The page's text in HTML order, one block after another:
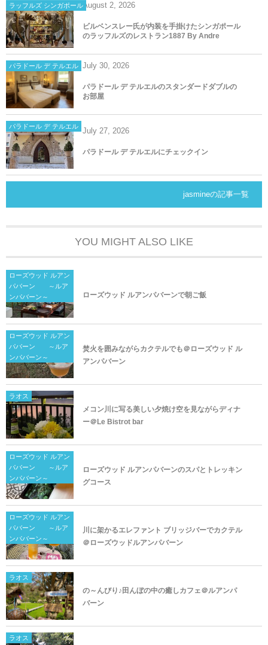
ラッフルズ シンガポールAugust 2, 2026
ビルベンスレー氏が内装を手掛けたシンガポール
のラッフルズのレストラン1887 By Andre
パラドール デ テルエル July 30, 2026
パラドール デ テルエルのスタンダードダブルの
お部屋
パラドール デ テルエル July 27, 2026
パラドール デ テルエルにチェックイン
jasmineの記事一覧
YOU MIGHT ALSO LIKE
ローズウッド ルアン
パバーン ～ルア
ンパバーン～
ローズウッド ルアンパバーンで朝ご飯
ローズウッド ルアン
パバーン ～ルア
ンパバーン～
焚火を囲みながらカクテルでも＠ローズウッド ル
アンパバーン
ラオス
メコン川に写る美しい夕焼け空を見ながらディナ
ー＠Le​ Bistrot​ bar
ローズウッド ルアン
パバーン ～ルア
ンパバーン～
ローズウッド ルアンパバーンのスパとトレッキン
グコース
ローズウッド ルアン
パバーン ～ルア
ンパバーン～
川に架かるエレファント ブリッジバーでカクテル
＠ローズウッドルアンパバーン
ラオス
の～んびり♪田んぼの中の癒しカフェ＠ルアンパ
バーン
ラオス